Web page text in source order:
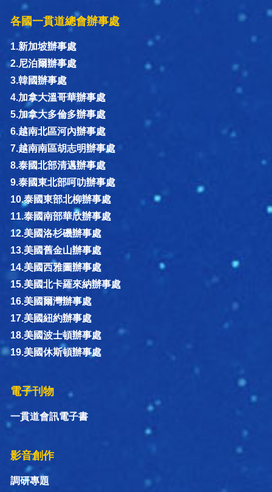
各國一貫道總會辦事處
1.新加坡辦事處
2.尼泊爾辦事處
3.韓國辦事處
4.加拿大溫哥華辦事處
5.加拿大多倫多辦事處
6.越南北區河內辦事處
7.越南南區胡志明辦事處
8.泰國北部清邁辦事處
9.泰國東北部呵叻辦事處
10.泰國東部北柳辦事處
11.泰國南部華欣辦事處
12.美國洛杉磯辦事處
13.美國舊金山辦事處
14.美國西雅圖辦事處
15.美國北卡羅來納辦事處
16.美國爾灣辦事處
17.美國紐約辦事處
18.美國波士頓辦事處
19.美國休斯頓辦事處
電子刊物
一貫道會訊電子書
影音創作
調研專題